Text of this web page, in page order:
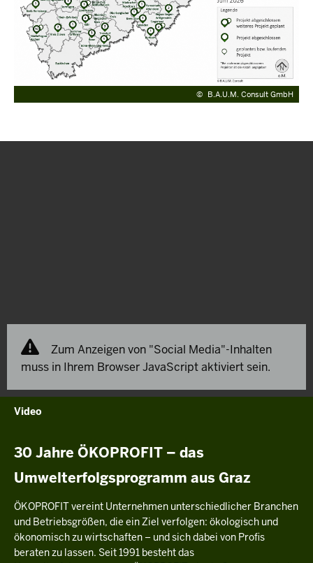
© B.A.U.M. Consult GmbH
Zum Anzeigen von "Social Media"-Inhalten
muss in Ihrem Browser JavaScript aktiviert sein.
Video
30 Jahre ÖKOPROFIT – das
Umwelterfolgsprogramm aus Graz
ÖKOPROFIT vereint Unternehmen unterschiedlicher Branchen
und Betriebsgrößen, die ein Ziel verfolgen: ökologisch und
ökonomisch zu wirtschaften – und sich dabei von Profis
beraten zu lassen. Seit 1991 besteht das